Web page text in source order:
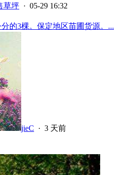
草坪 · 05-29 16:32
的3棵。保定地区苗圃货源。...
jieC · 3 天前